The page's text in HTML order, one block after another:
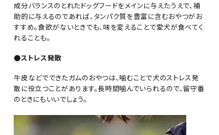
成分バランスのとれたドッグフードをメインに与えたうえで、補
助的に与えるのであれば、タンパク質を豊富に含むおやつがお
すすめ。食欲がないときでも、味を変えることで愛犬が食べてく
れることも。
●ストレス発散
牛皮などでできたガムのおやつは、噛むことで犬のストレス発
散に役立つことがあります。長時間噛んでいられるので、留守番
のときにもいいでしょう。